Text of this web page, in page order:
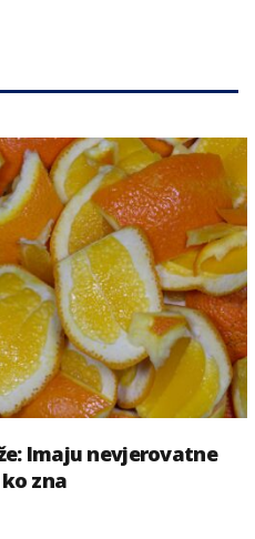
Imaju nevjerovatne
zna